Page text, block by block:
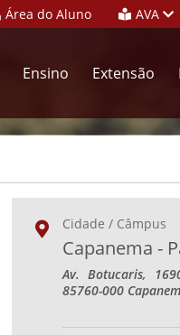
Área do Aluno AVA
Ensino Extensão
Cidade / Câmpus
Capanema -
Av. Botucaris,
85760-000